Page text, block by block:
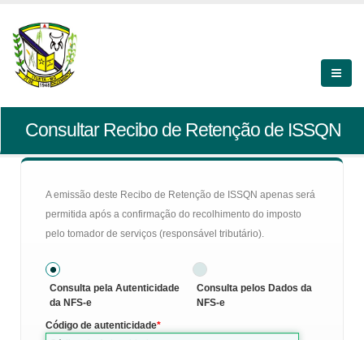
Consultar Recibo de Retenção de ISSQN
A emissão deste Recibo de Retenção de ISSQN apenas será
permitida após a confirmação do recolhimento do imposto
pelo tomador de serviços (responsável tributário).
Consulta pela Autenticidade
da NFS-e
Consulta pelos Dados da
NFS-e
Código de autenticidade